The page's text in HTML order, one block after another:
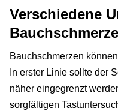
Verschiedene
Bauchschmerzen
In erster Linie sollte der
näher eingegrenzt
sorgfältigen